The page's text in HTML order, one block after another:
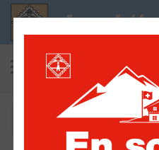
Alle Sammelwelten